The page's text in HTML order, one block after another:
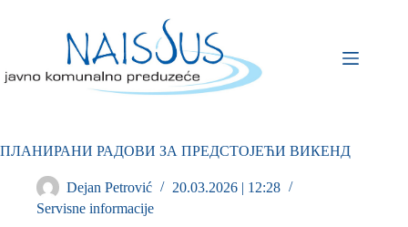
ПЛАНИРАНИ РАДОВИ ЗА ПРЕДСТОЈЕЋИ ВИКЕНД
Dejan Petrović
20.03.2026 | 12:28
Servisne informacije